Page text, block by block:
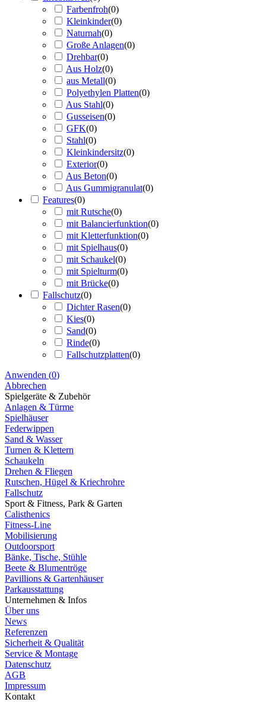
Farbenfroh(0)
Kleinkinder(0)
Naturnah(0)
Große Anlagen(0)
Drehbar(0)
Aus Holz(0)
aus Metall(0)
Polyethylen Platten(0)
Aus Stahl(0)
Gusseisen(0)
GFK(0)
Stahl(0)
Kleinkindersitz(0)
Exterior(0)
Aus Beton(0)
Aus Gummigranulat(0)
Features(0)
mit Rutsche(0)
mit Balancierfunktion(0)
mit Kletterfunktion(0)
mit Spielhaus(0)
mit Schaukel(0)
mit Spielturm(0)
mit Brücke(0)
Fallschutz(0)
Dichter Rasen(0)
Kies(0)
Sand(0)
Rinde(0)
Fallschutzplatten(0)
Anwenden (0)
Abbrechen
Spielgeräte & Zubehör
Anlagen & Türme
Spielhäuser
Federwippen
Sand & Wasser
Turnen & Klettern
Schaukeln
Drehen & Fliegen
Rutschen, Hügel & Kriechrohre
Fallschutz
Sport & Fitness, Park & Garten
Calisthenics
Fitness-Line
Mobilisierung
Outdoorsport
Bänke, Tische, Stühle
Beete & Blumentröge
Pavillions & Gartenhäuser
Parkausstattung
Unternehmen & Infos
Über uns
News
Referenzen
Sicherheit & Qualität
Service & Montage
Datenschutz
AGB
Impressum
Kontakt